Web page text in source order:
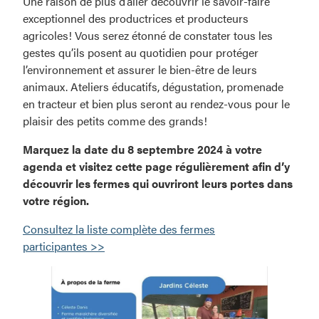
exceptionnel des productrices et producteurs
agricoles! Vous serez étonné de constater tous les
gestes qu’ils posent au quotidien pour protéger
l’environnement et assurer le bien-être de leurs
animaux. Ateliers éducatifs, dégustation, promenade
en tracteur et bien plus seront au rendez-vous pour le
plaisir des petits comme des grands!
Marquez la date du 8 septembre 2024 à votre
agenda et visitez cette page régulièrement afin d’y
découvrir les fermes qui ouvriront leurs portes dans
votre région.
Consultez la liste complète des fermes
participantes >>